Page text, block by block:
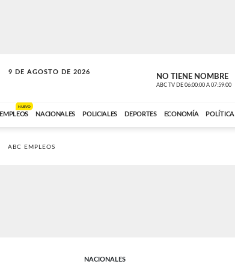
9 DE AGOSTO DE 2026
SOLO MÚSICA NO TIENE NOMBRE
ABC TV DE 06:00:00 A 07:59:00
EMPLEOS
NUEVO
NACIONALES POLICIALES DEPORTES ECONOMÍA POLÍTICA
ABC EMPLEOS
NACIONALES